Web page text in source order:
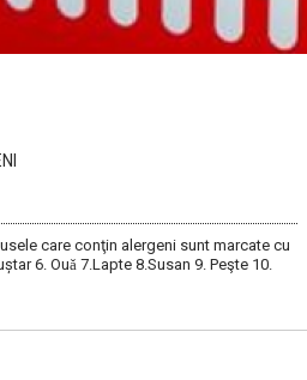
care conţin alergeni sunt marcate cu
6. Ouǎ 7.Lapte 8.Susan 9. Peşte 10.